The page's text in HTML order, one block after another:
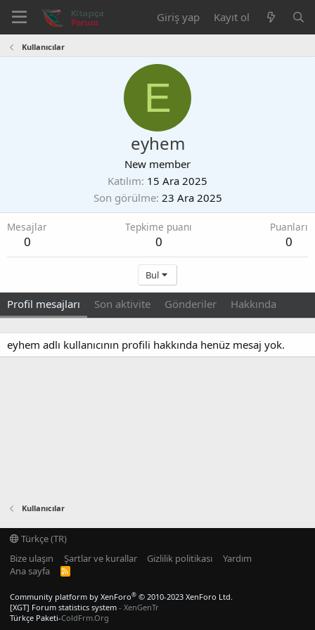
Giriş yap Kayıt ol
Kullanıcılar
E
eyhem
New member
Katılım 15 Ara 2025
Son görülme 23 Ara 2025
Mesajlar
0
Tepkime puanı
0
Puanları
0
Bul
Profil mesajları Son aktivite Gönderiler Hakkında
eyhem adlı kullanıcının profili hakkında henüz mesaj yok.
Kullanıcılar
Türkçe (TR)
Bize ulaşın
Şartlar ve kurallar Gizlilik politikası
Yardım
Ana sayfa
R
Community platform by XenForo® © 2010-2023 XenForo Ltd.
[XGT] Forum statistics system - XenGenTr
Türkçe Paketi-ColdFrm.Org